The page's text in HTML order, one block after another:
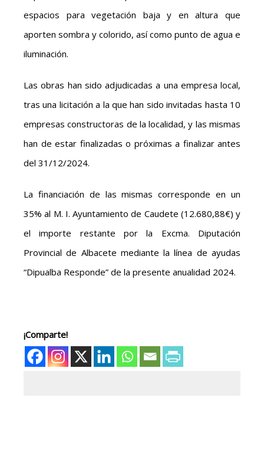
espacios para vegetación baja y en altura que
aporten sombra y colorido, así como punto de agua e
iluminación.
Las obras han sido adjudicadas a una empresa local,
tras una licitación a la que han sido invitadas hasta 10
empresas constructoras de la localidad, y las mismas
han de estar finalizadas o próximas a finalizar antes
del 31/12/2024.
La financiación de las mismas corresponde en un
35% al M. I. Ayuntamiento de Caudete (12.680,88€) y
el importe restante por la Excma. Diputación
Provincial de Albacete mediante la línea de ayudas
“Dipualba Responde” de la presente anualidad 2024.
¡Comparte!